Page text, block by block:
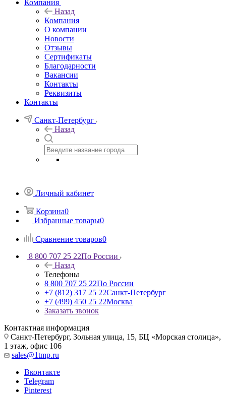
Компания
Назад
Компания
О компании
Новости
Отзывы
Сертификаты
Благодарности
Вакансии
Контакты
Реквизиты
Контакты
Санкт-Петербург
Назад
Личный кабинет
Корзина0
Избранные товары0
Сравнение товаров0
8 800 707 25 22По России
Назад
Телефоны
8 800 707 25 22По России
+7 (812) 317 25 22Санкт-Петербург
+7 (499) 450 25 22Москва
Заказать звонок
Контактная информация
Санкт-Петербург, Зольная улица, 15, БЦ «Морская столица»,
1 этаж, офис 106
sales@1tmp.ru
Вконтакте
Telegram
Pinterest